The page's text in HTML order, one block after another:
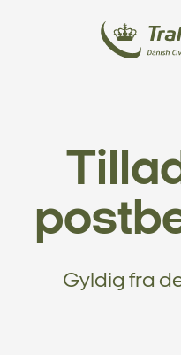
Gyldig fra